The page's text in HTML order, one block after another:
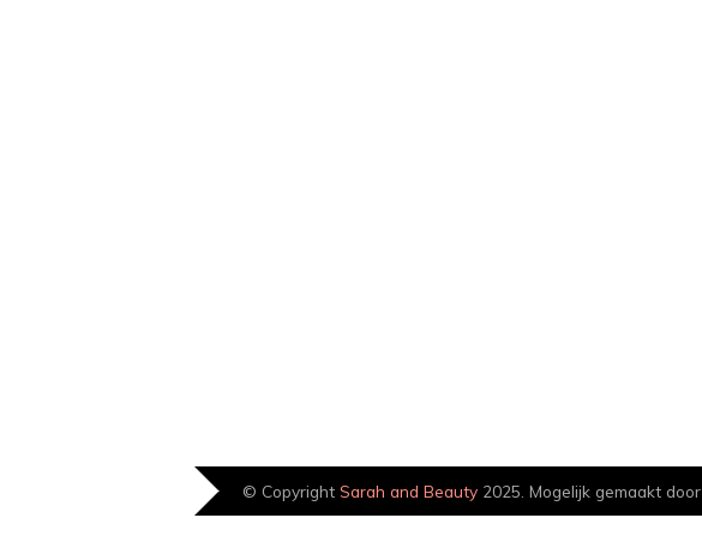
© Copyright Sarah and Beauty 2025. Mogelijk gemaakt door